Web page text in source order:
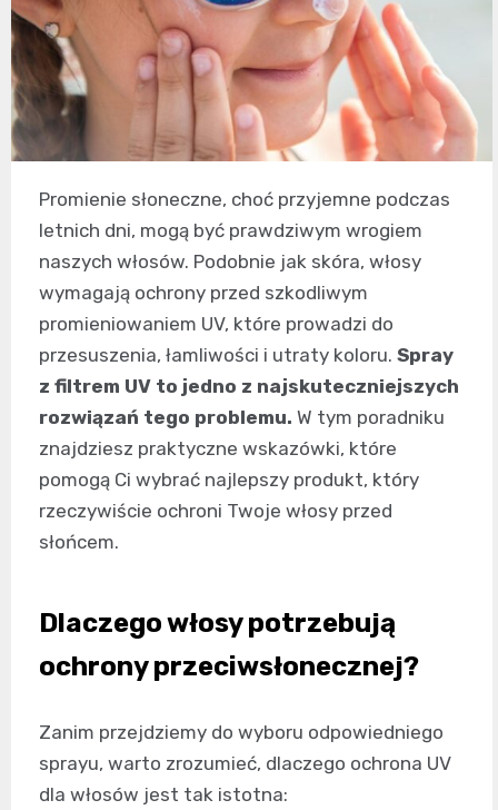
Promienie słoneczne, choć przyjemne podczas
letnich dni, mogą być prawdziwym wrogiem
naszych włosów. Podobnie jak skóra, włosy
wymagają ochrony przed szkodliwym
promieniowaniem UV, które prowadzi do
przesuszenia, łamliwości i utraty koloru. Spray
z filtrem UV to jedno z najskuteczniejszych
rozwiązań tego problemu. W tym poradniku
znajdziesz praktyczne wskazówki, które
pomogą Ci wybrać najlepszy produkt, który
rzeczywiście ochroni Twoje włosy przed
słońcem.
Dlaczego włosy potrzebują
ochrony przeciwsłonecznej?
Zanim przejdziemy do wyboru odpowiedniego
sprayu, warto zrozumieć, dlaczego ochrona UV
dla włosów jest tak istotna: